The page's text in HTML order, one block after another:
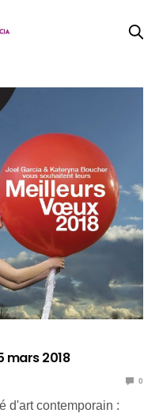
mars 2018
0
d'art contemporain :